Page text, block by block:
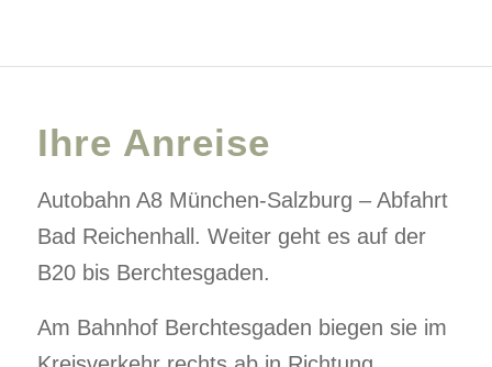
Ihre Anreise
Autobahn A8 München-Salzburg – Abfahrt
Bad Reichenhall. Weiter geht es auf der
B20 bis Berchtesgaden.
Am Bahnhof Berchtesgaden biegen sie im